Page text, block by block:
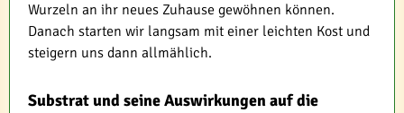
Wurzeln an ihr neues Zuhause gewöhnen können.
Danach starten wir langsam mit einer leichten Kost und
steigern uns dann allmählich.
Substrat und seine Auswirkungen auf die